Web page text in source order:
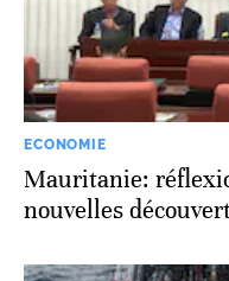
ECONOMIE
Mauritanie:
nouvelles